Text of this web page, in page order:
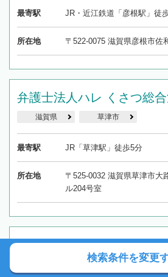
最寄駅 JR・近江鉄道「彦根駅」徒
所在地 〒522-0075 滋賀県彦根市佐
弁護士法人ハレ くさつ総
滋賀県 草津市
最寄駅 JR「草津駅」徒歩5分
所在地
〒525-0032 滋賀県草津市大
ル204号室
弁護士法人 関西はやぶさ
大津市
検索条件を変更